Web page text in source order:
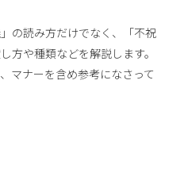
の読み方だけでなく、「不祝
方や種類などを解説します。
マナーを含め参考になさって